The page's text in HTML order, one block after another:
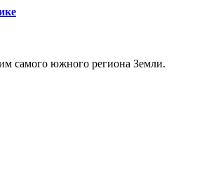
самого южного региона Земли.